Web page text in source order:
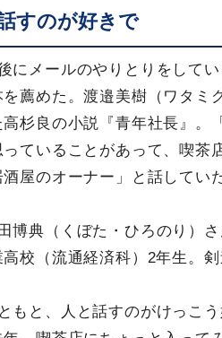
すのが好きで
にメールのやりとりをして
を薦めた。渡邉美樹（ワタミ
高杉良の小説『青年社長』。
っていることがあって、喫茶
酒屋のオーナー」と話してい
博典（くぼた・ひろのり）
校（流通経済科）2年生。剣
ともと、人と話すのがけっこ